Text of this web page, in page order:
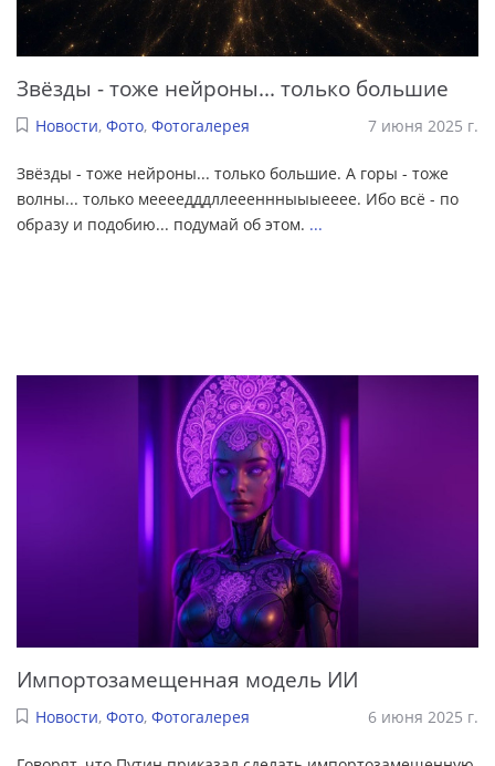
Звёзды - тоже нейроны... только большие
Новости, Фото, Фотогалерея 7 июня 2025 г.
Звёзды - тоже нейроны... только большие. А горы - тоже
волны... только меееедддллеееннныыыееее. Ибо всё - по
образу и подобию... подумай об этом. ...
Импортозамещенная модель ИИ
Новости, Фото, Фотогалерея 6 июня 2025 г.